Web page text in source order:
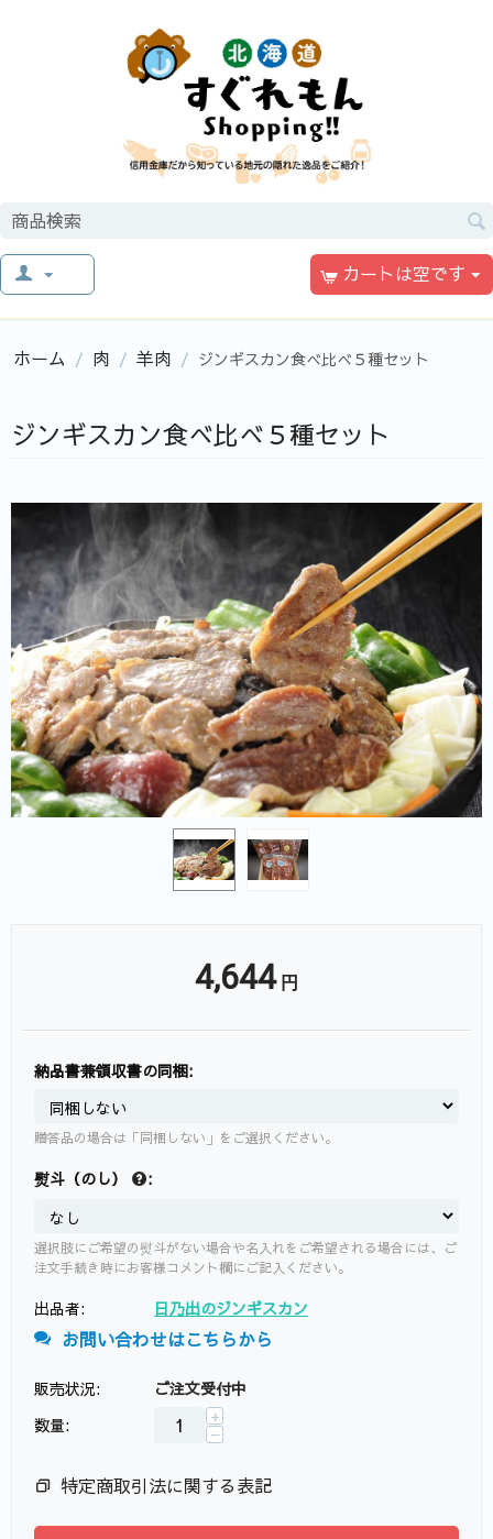
カートは空です
ホーム / 肉 / 羊肉 / ジンギスカン食べ比べ５種セット
ジンギスカン食べ比べ５種セット
4,644 円
納品書兼領収書の同梱:
贈答品の場合は「同梱しない」をご選択ください。
熨斗（のし） :
選択肢にご希望の熨斗がない場合や名入れをご希望される場合には、ご
注文手続き時にお客様コメント欄にご記入ください。
出品者: 日乃出のジンギスカン
お問い合わせはこちらから
販売状況:
ご注文受付中
数量:
+
−
特定商取引法に関する表記